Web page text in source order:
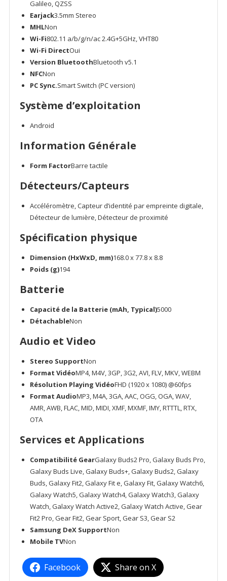
Galileo, QZSS
Earjack3.5mm Stereo
MHLNon
Wi-Fi802.11 a/b/g/n/ac 2.4G+5GHz, VHT80
Wi-Fi DirectOui
Version BluetoothBluetooth v5.1
NFCNon
PC Sync.Smart Switch (PC version)
Système d’exploitation
Android
Information Générale
Form FactorBarre tactile
Détecteurs/Capteurs
Accéléromètre, Capteur d’identité par empreinte digitale,
Détecteur de lumière, Détecteur de proximité
Spécification physique
Dimension (HxWxD, mm)168.0 x 77.8 x 8.8
Poids (g)194
Batterie
Capacité de la Batterie (mAh, Typical)5000
DétachableNon
Audio et Video
Stereo SupportNon
Format VidéoMP4, M4V, 3GP, 3G2, AVI, FLV, MKV, WEBM
Résolution Playing VidéoFHD (1920 x 1080) @60fps
Format AudioMP3, M4A, 3GA, AAC, OGG, OGA, WAV,
AMR, AWB, FLAC, MID, MIDI, XMF, MXMF, IMY, RTTTL, RTX,
OTA
Services et Applications
Compatibilité GearGalaxy Buds2 Pro, Galaxy Buds Pro,
Galaxy Buds Live, Galaxy Buds+, Galaxy Buds2, Galaxy
Buds, Galaxy Fit2, Galaxy Fit e, Galaxy Fit, Galaxy Watch6,
Galaxy Watch5, Galaxy Watch4, Galaxy Watch3, Galaxy
Watch, Galaxy Watch Active2, Galaxy Watch Active, Gear
Fit2 Pro, Gear Fit2, Gear Sport, Gear S3, Gear S2
Samsung DeX SupportNon
Mobile TVNon
Facebook Share on X